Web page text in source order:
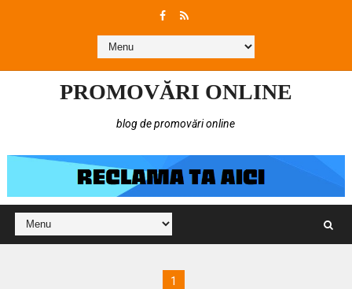
PROMOVĂRI ONLINE
blog de promovări online
1